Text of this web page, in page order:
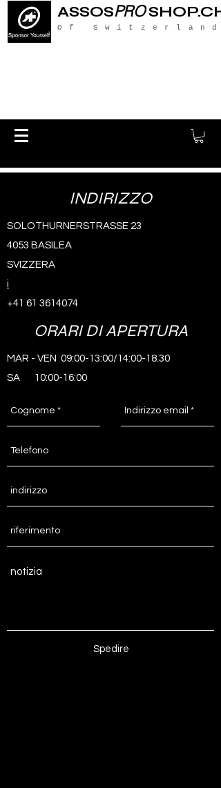
ASSOSPROSHOP.CH
Of Switzerland
INDIRIZZO
SOLOTHURNERSTRASSE 23
4053 BASILEA
SVIZZERA
i
+41 61 3614074
ORARI DI APERTURA
MAR - VEN 09:00-13:00/14:00-18.30
SA
10:00-16:00
Spedire